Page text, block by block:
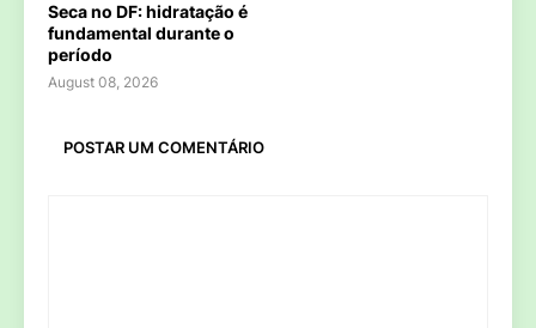
Seca no DF: hidratação é
fundamental durante o
período
August 08, 2026
POSTAR UM COMENTÁRIO